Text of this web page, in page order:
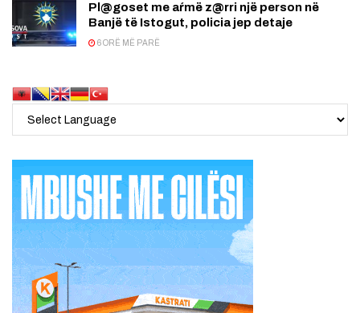
Pl@goset me aŕmë z@rri një person në
Banjë të Istogut, policia jep detaje
6 ORË MË PARË